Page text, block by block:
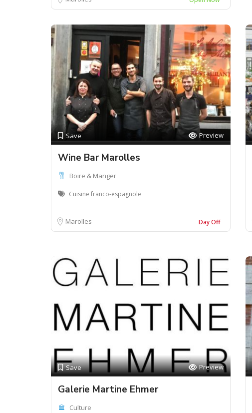
Save Preview
Wine Bar Marolles
Boire & Manger
Cuisine franco-espagnole
Marolles Day Off
Save Preview
Galerie Martine Ehmer
Culture